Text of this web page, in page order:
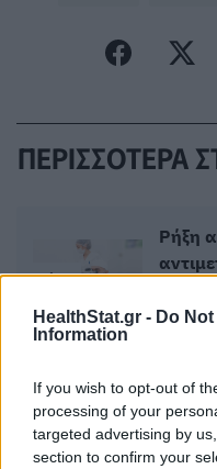
HealthStat.gr - Do
Information
If you wish to opt-out of
processing of your
targeted advertising by
section to confirm your
ΠΕΡΙΣΣΟΤΕΡΑ
Ρήξη
15
Εξάψεις, ζέστη
να απολαύσετε το